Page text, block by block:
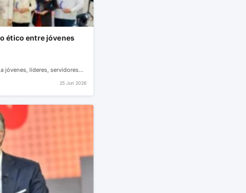
ético entre jóvenes
jóvenes, líderes, servidores…
25 Jun 2026